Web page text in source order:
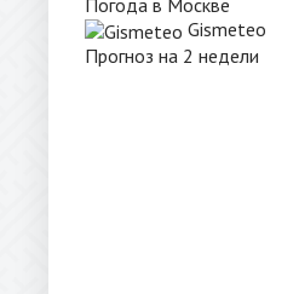
Погода в Москве
Gismeteo
Прогноз на 2 недели